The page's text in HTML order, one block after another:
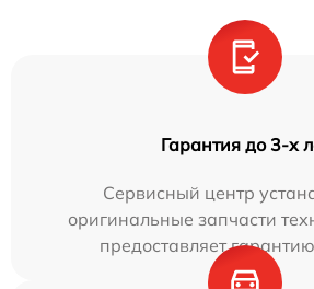
Гарантия до 3-х
Сервисный центр
оригинальные запчасти
предоставляет